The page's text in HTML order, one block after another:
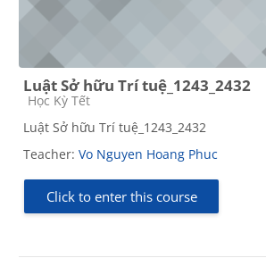
Luật Sở hữu Trí tuệ_1243_2432
Course category
Học Kỳ Tết
Luật Sở hữu Trí tuệ_1243_2432
Teacher: Vo Nguyen Hoang Phuc
Click to enter this course